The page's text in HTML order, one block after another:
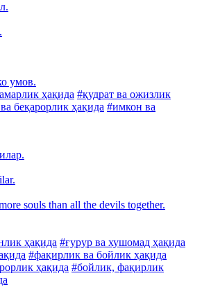
умов.
ҳақида #қудрат ва ожизлик
беқарорлик ҳақида #имкон ва
souls than all the devils together.
ҳақида #ғурур ва хушомад ҳақида
#фақирлик ва бойлик ҳақида
ҳақида #бойлик, фақирлик